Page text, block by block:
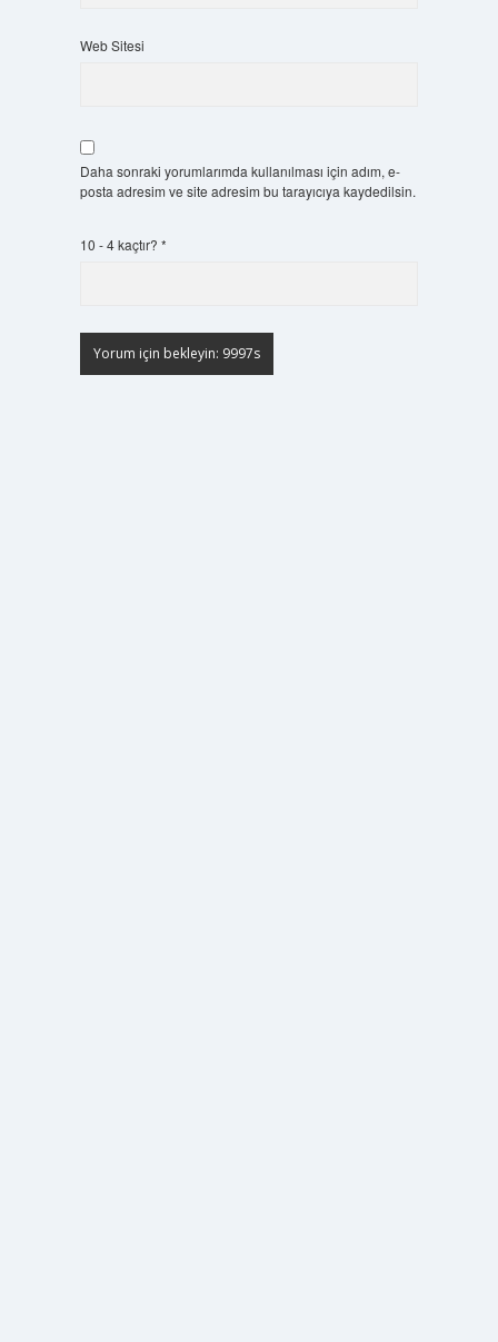
Web Sitesi
Daha sonraki yorumlarımda kullanılması için adım, e-
posta adresim ve site adresim bu tarayıcıya kaydedilsin.
10 - 4 kaçtır? *